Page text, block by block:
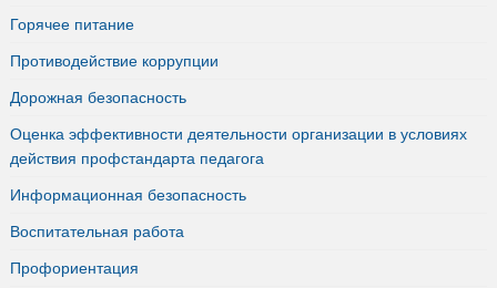
Горячее питание
Противодействие коррупции
Дорожная безопасность
Оценка эффективности деятельности организации в условиях
действия профстандарта педагога
Информационная безопасность
Воспитательная работа
Профориентация